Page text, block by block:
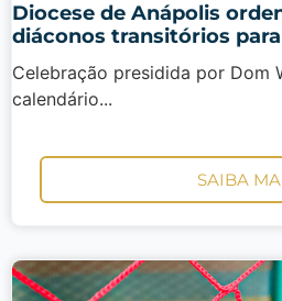
Diocese de Anápolis
diáconos transitórios
Celebração presidida por Dom
calendário...
SAIBA